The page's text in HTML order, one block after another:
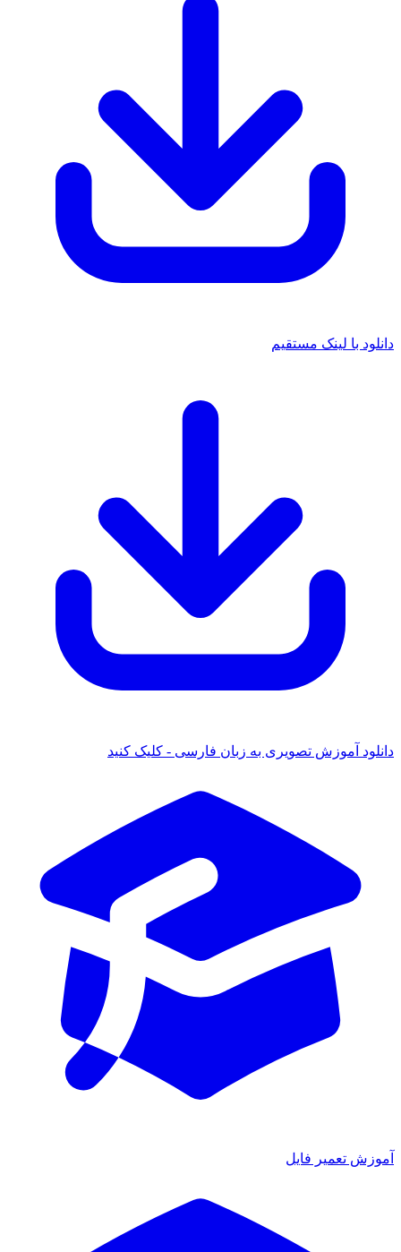
دانلود با لینک مستقیم
دانلود آموزش تصویری به زبان فارسی - کلیک کنید
آموزش تعمیر فایل